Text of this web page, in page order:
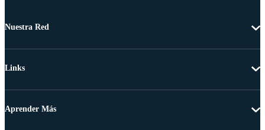
Nuestra Red
Links
Aprender Más